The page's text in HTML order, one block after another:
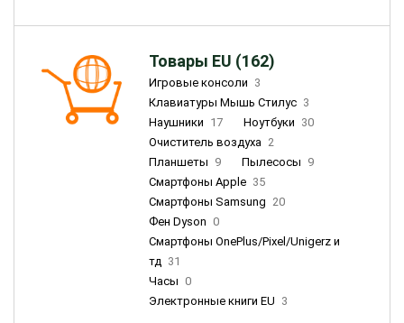
Товары EU (162)
Игровые консоли 3
Клавиатуры Мышь Стилус 3
Наушники 17 Ноутбуки 30
Очиститель воздуха 2
Планшеты 9 Пылесосы 9
Смартфоны Apple 35
Смартфоны Samsung 20
Фен Dyson 0
Смартфоны OnePlus/Pixel/Unigerz и
тд 31
Часы 0
Электронные книги EU 3